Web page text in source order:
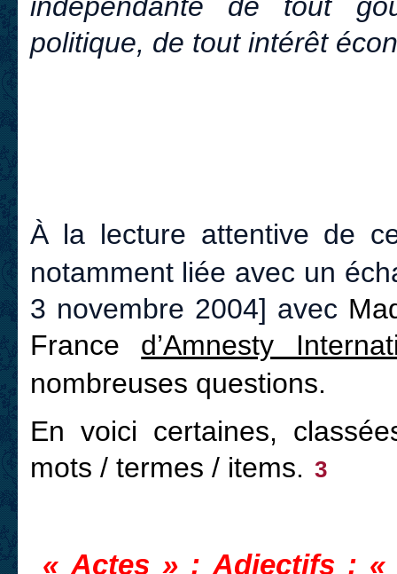
politique, de tout intérêt
À la lecture attentive de
notamment liée avec un
3 novembre 2004] avec
France d’Amnesty
nombreuses questions.
En voici certaines,
mots / termes / items. 3
« Actes » ; Adjectifs ;